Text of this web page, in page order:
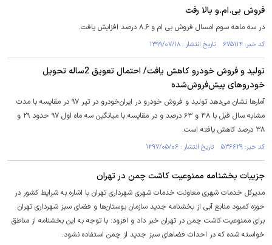
فروش بی.ام.و بالا رفت
در سه ماهه سوم امسال فروش بی ام و ۸.۶ درصد افزایش یافت.
کد خبر: ۶۷۵۱۱۴ تاریخ انتشار : ۱۳۹۹/۰۷/۱۸
تولید و فروش خودرو کاهش یافت/ احتمال تعویق 2‌ساله تحویل
خودروهای پیش‌فروش‌شده
آمارها نشان می‌دهد تولید و فروش خودرو در ایران‌خودرو در تیر ۹۷ در مقایسه با مدت
مشابه سال قبل با ۴۸ و ۶۳ درصد و در مقایسه با میانگین سه‌ ماه اول ۹۷ حدود ۲۹ و
۳۸ درصد کاهش یافته است.
کد خبر: ۵۳۶۶۲۹ تاریخ انتشار : ۱۳۹۷/۰۵/۰۶
جزییات بخشنامه ممنوعیت کاشت چمن در تهران
مدیرکل خدمات شهری معاونت خدمات شهری شهرداری تهران با اشاره به شرایط کشور در
حوزه کمبود منابع آبی از بخشنامه جدید سازمان بوستان‌ها و فضای سبز شهرداری تهران
برای ممنوعیت کاشت چمن در تهران خبر داد و افزود: با توجه به این بخشنامه از مناطق
خواسته شده که در احداث فضاهای سبز جدید از چمن استفاده نشود.